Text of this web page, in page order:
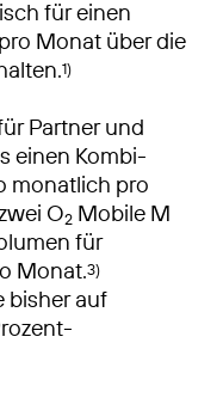
für einen
Monat über die
1)
Partner und
einen Kombi-
monatlich pro
O2 Mobile M
für
Monat.3)
bisher auf